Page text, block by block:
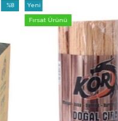
İndirim
%23İndirim
Fırsat Ürünü